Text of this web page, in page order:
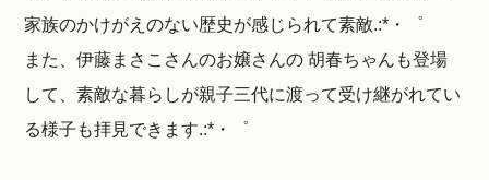
家族のかけがえのない歴史が感じられて素敵.:*・゜
また、伊藤まさこさんのお嬢さんの 胡春ちゃんも登場
して、素敵な暮らしが親子三代に渡って受け継がれてい
る様子も拝見できます.:*・゜